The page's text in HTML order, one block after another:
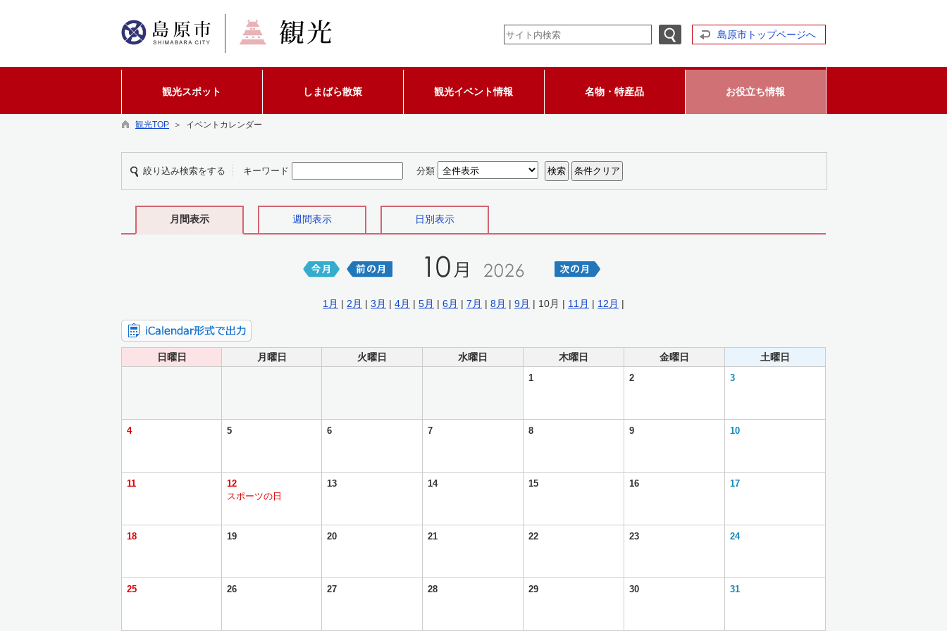
島原市トップページへ
観光スポット しまばら散策 観光イベント情報 名物・特産品 お役立ち情報
観光TOP ＞ イベントカレンダー
絞り込み検索をする キーワード 分類
月間表示 週間表示 日別表示
1月 | 2月 | 3月 | 4月 | 5月 | 6月 | 7月 | 8月 | 9月 | 10月 | 11月 | 12月 |
日曜日 月曜日 火曜日 水曜日 木曜日 金曜日 土曜日
1 2 3
4 5 6 7 8 9 10
11
12
スポーツの日
13 14 15 16 17
18 19 20 21 22 23 24
25 26 27 28 29 30 31